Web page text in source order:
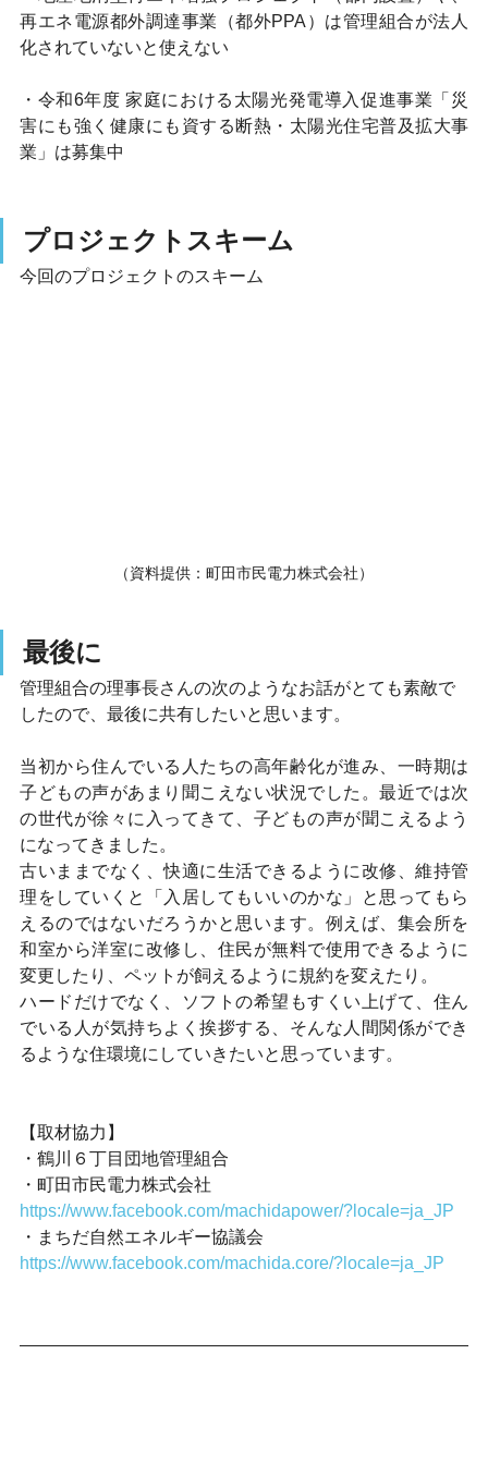
再エネ電源都外調達事業（都外PPA）は管理組合が法人
化されていないと使えない
・令和6年度 家庭における太陽光発電導入促進事業「災
害にも強く健康にも資する断熱・太陽光住宅普及拡大事
業」は募集中
プロジェクトスキーム
今回のプロジェクトのスキーム
（資料提供：町田市民電力株式会社）
最後に
管理組合の理事長さんの次のようなお話がとても素敵で
したので、最後に共有したいと思います。
当初から住んでいる人たちの高年齢化が進み、一時期は
子どもの声があまり聞こえない状況でした。最近では次
の世代が徐々に入ってきて、子どもの声が聞こえるよう
になってきました。
古いままでなく、快適に生活できるように改修、維持管
理をしていくと「入居してもいいのかな」と思ってもら
えるのではないだろうかと思います。例えば、集会所を
和室から洋室に改修し、住民が無料で使用できるように
変更したり、ペットが飼えるように規約を変えたり。
ハードだけでなく、ソフトの希望もすくい上げて、住ん
でいる人が気持ちよく挨拶する、そんな人間関係ができ
るような住環境にしていきたいと思っています。
【取材協力】
・鶴川６丁目団地管理組合
・町田市民電力株式会社
https://www.facebook.com/machidapower/?locale=ja_JP
・まちだ自然エネルギー協議会
https://www.facebook.com/machida.core/?locale=ja_JP